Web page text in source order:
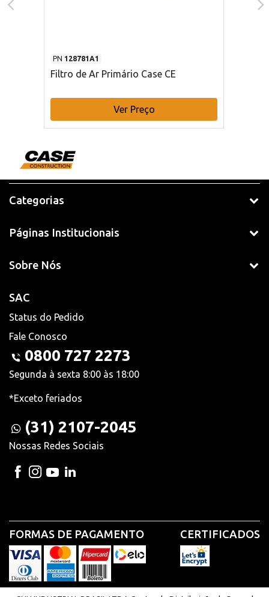
PN 128781A1
Filtro de Ar Primário Case CE
Ver Preço
Categorias
Páginas Institucionais
Sobre Nós
SAC
Status do Pedido
Fale Conosco
0800 727 2273
Segunda à sexta 8:00 às 18:00
*Exceto feriados
(31) 2107-2045
Nossas Redes Sociais
FORMAS DE PAGAMENTO CERTIFICADOS